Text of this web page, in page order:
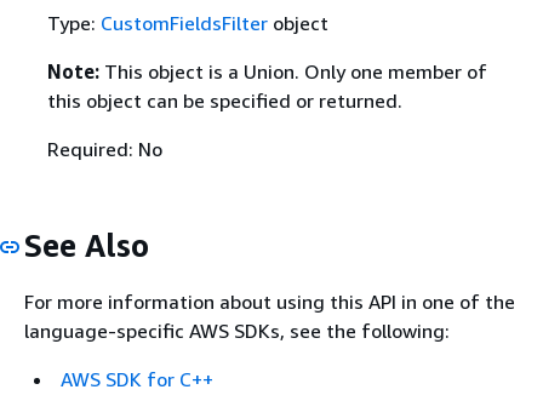
Type: CustomFieldsFilterobject
Note: This object is a Union. Only one member of
this object can be specified or returned.
Required: No
See Also
For more information about using this API in one of the
language-specific AWS SDKs, see the following:
AWS SDK for C++